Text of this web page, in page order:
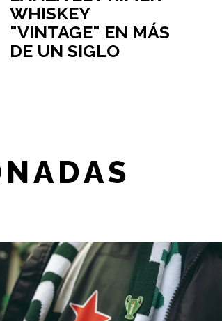
WHISKEY
"VINTAGE" EN MÁS
DE UN SIGLO